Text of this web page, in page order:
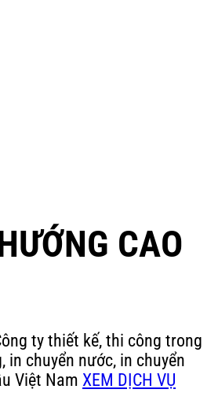
CAO
ty thiết kế, thi công trong
in chuyển nước, in chuyển
Việt Nam XEM DỊCH VỤ